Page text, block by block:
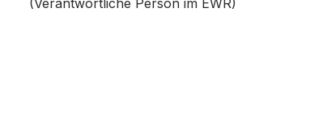
(Verantwortliche Person im EWR)